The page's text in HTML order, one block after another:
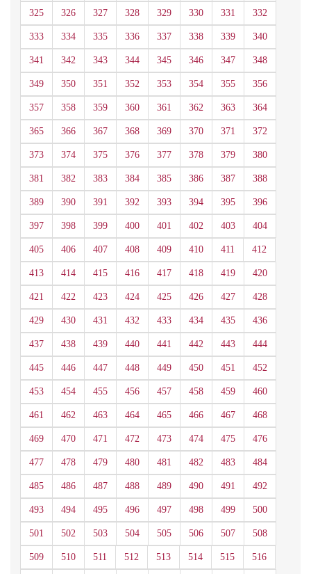
325 326 327 328 329 330 331 332
333 334 335 336 337 338 339 340
341 342 343 344 345 346 347 348
349 350 351 352 353 354 355 356
357 358 359 360 361 362 363 364
365 366 367 368 369 370 371 372
373 374 375 376 377 378 379 380
381 382 383 384 385 386 387 388
389 390 391 392 393 394 395 396
397 398 399 400 401 402 403 404
405 406 407 408 409 410 411 412
413 414 415 416 417 418 419 420
421 422 423 424 425 426 427 428
429 430 431 432 433 434 435 436
437 438 439 440 441 442 443 444
445 446 447 448 449 450 451 452
453 454 455 456 457 458 459 460
461 462 463 464 465 466 467 468
469 470 471 472 473 474 475 476
477 478 479 480 481 482 483 484
485 486 487 488 489 490 491 492
493 494 495 496 497 498 499 500
501 502 503 504 505 506 507 508
509 510 511 512 513 514 515 516